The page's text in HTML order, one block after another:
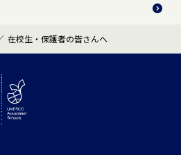
在校生・保護者の皆さんへ